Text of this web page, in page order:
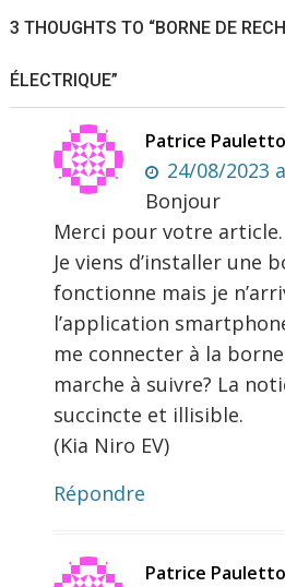
3 THOUGHTS TO “BORNE DE
ÉLECTRIQUE”
Patrice Pauletto
24/08/2023
Bonjour
Merci pour votre article.
Je viens d’installer une
fonctionne mais je
l’application
me connecter à la
marche à suivre? La
succincte et illisible.
(Kia Niro EV)
Répondre
Patrice Pauletto